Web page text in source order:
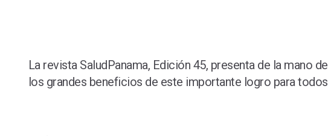
La revista SaludPanama, Edición 45, presenta de la mano
los grandes beneficios de este importante logro para